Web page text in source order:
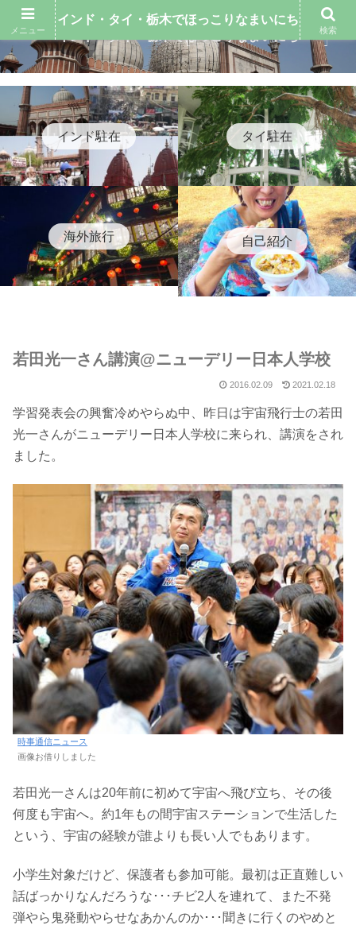
インド駐在 タイ駐在
海外旅行 自己紹介
若田光一さん講演@ニューデリー日本人学校
2016.02.09 2021.02.18
学習発表会の興奮冷めやらぬ中、昨日は宇宙飛行士の若田
光一さんがニューデリー日本人学校に来られ、講演をされ
ました。
時事通信ニュース
画像お借りしました
若田光一さんは20年前に初めて宇宙へ飛び立ち、その後
何度も宇宙へ。約1年もの間宇宙ステーションで生活した
という、宇宙の経験が誰よりも長い人でもあります。
小学生対象だけど、保護者も参加可能。最初は正直難しい
話ばっかりなんだろうな･･･チビ2人を連れて、また不発
弾やら鬼発動やらせなあかんのか･･･聞きに行くのやめと
メニュー
インド・タイ・栃木でほっこりなまいにち
検索